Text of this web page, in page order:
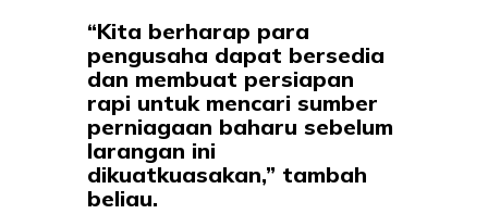
“Kita berharap para
pengusaha dapat bersedia
dan membuat persiapan
rapi untuk mencari sumber
perniagaan baharu sebelum
larangan ini
dikuatkuasakan,” tambah
beliau.